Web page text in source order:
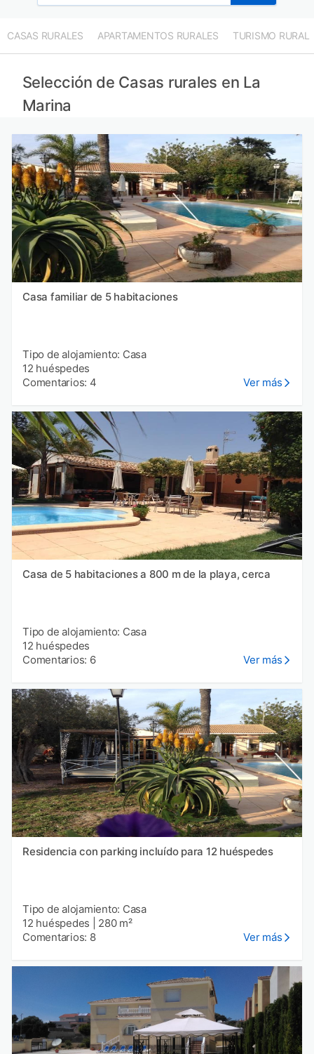
CASAS RURALES APARTAMENTOS RURALES TURISMO RURAL
Selección de Casas rurales en La
Marina
Casa familiar de 5 habitaciones
Tipo de alojamiento: Casa
12 huéspedes
Comentarios: 4
Ver más
Casa de 5 habitaciones a 800 m de la playa, cerca
Tipo de alojamiento: Casa
12 huéspedes
Comentarios: 6
Ver más
Residencia con parking incluído para 12 huéspedes
Tipo de alojamiento: Casa
12 huéspedes
280 m²
Comentarios: 8
Ver más